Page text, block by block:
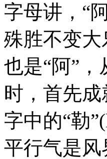
字母讲，“
殊胜不变
也是“阿”
时，首先
字中的“勒
平行气是风